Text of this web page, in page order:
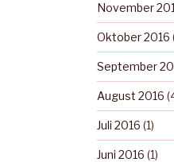
November
Oktober 2016
September
August 2016
Juli 2016 (1)
Juni 2016 (1)